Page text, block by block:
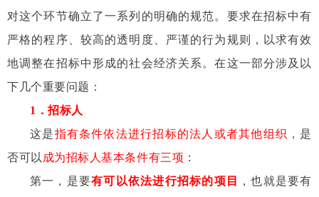
对这个环节确立了一系列的明确的规范。要求在招标中有
严格的程序、较高的透明度、严谨的行为规则，以求有效
地调整在招标中形成的社会经济关系。在这一部分涉及以
下几个重要问题：
1 ．招标人
这是指有条件依法进行招标的法人或者其他组织， 是
否可以 成为招标人基本条件有三项 ：
第一，是要有可以依法进行招标的项目
，也就是要有